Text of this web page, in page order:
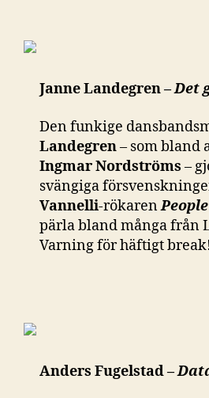
Janne Landegren –Det
Den funkige
Landegren– som bland
Ingmar Nordströms –
svängiga
Vannelli-rökaren
pärla bland många från
Varning för häftigt break!
Anders Fugelstad –